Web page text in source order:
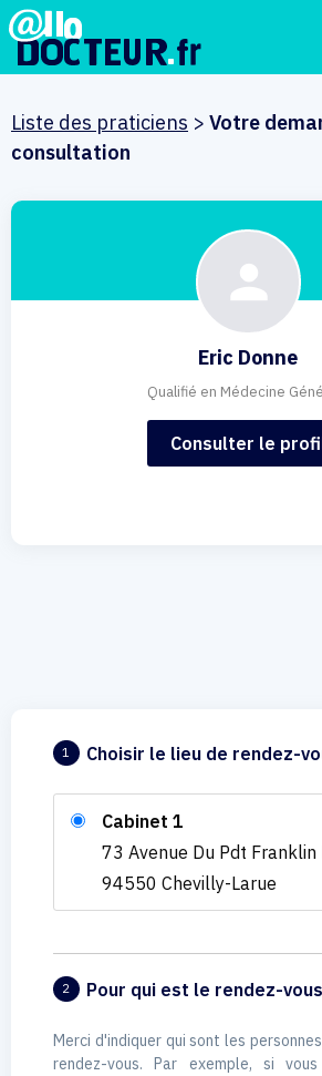
Liste des praticiens > Votre
consultation
Eric Donne
Qualifié en Médecine
Consulter le
1 Choisir le lieu de rendez-
Cabinet 1
73 Avenue Du Pdt Franklin
94550 Chevilly-Larue
2 Pour qui est le rendez-
Merci d'indiquer qui sont les
rendez-vous. Par exemple, si